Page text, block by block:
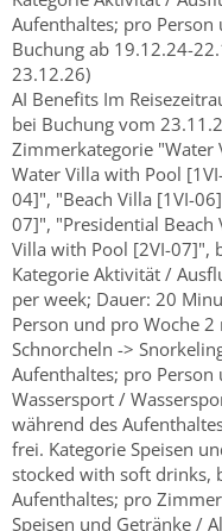
Aufenthaltes; pro
Buchung ab 19.12.24-
23.12.26)
AI Benefits Im
bei Buchung vom
Zimmerkategorie "Water
Water Villa with Pool
04]", "Beach Villa [1VI-
07]", "Presidential Beach
Villa with Pool [2VI-07]",
Kategorie Aktivität /
per week; Dauer: 20
Person und pro Woche
Schnorcheln ->
Aufenthaltes; pro
Wassersport /
während des
frei. Kategorie Speisen
stocked with soft drinks,
Aufenthaltes; pro
Speisen und Getränke /